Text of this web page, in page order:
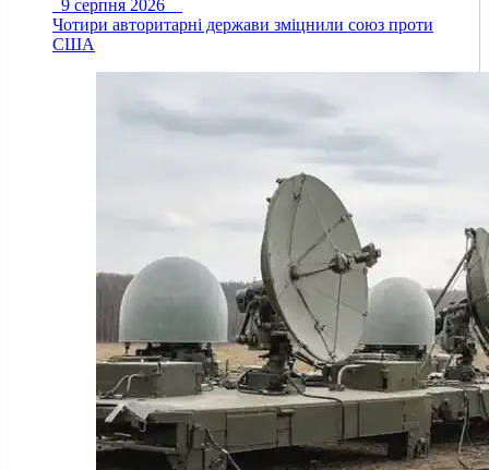
9 серпня 2026
Чотири авторитарні держави зміцнили союз проти
США